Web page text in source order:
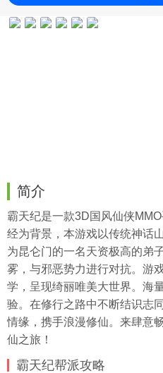
简介
霸天纪是一款3D国风仙侠
经为背景，本游戏以传统神话
为昆仑门的一名天资极高的弟
雾，与邪恶势力进行对抗。游
学，呈现绮丽唯美大世界。海
验。在修行之路中不断结识志
情缘，携手浪漫修仙。来肆意
仙之旅！
霸天纪帮派攻略